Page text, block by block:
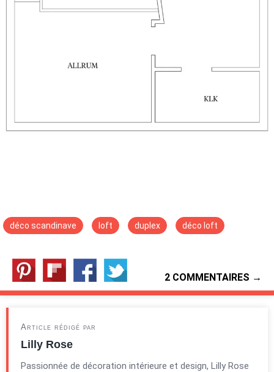
déco scandinave loft duplex déco loft
2 COMMENTAIRES →
Article rédigé par
Lilly Rose
Passionnée de décoration intérieure et design, Lilly Rose